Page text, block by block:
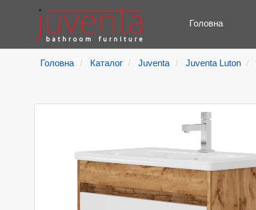
Головна
Головна Каталог Juventa Juventa Luton